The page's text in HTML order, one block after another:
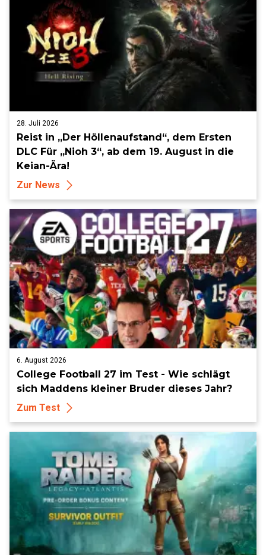
28. Juli 2026
Reist in „Der Höllenaufstand“, dem Ersten
DLC Für „Nioh 3“, ab dem 19. August in die
Keian-Ära!
Zur News
6. August 2026
College Football 27 im Test - Wie schlägt
sich Maddens kleiner Bruder dieses Jahr?
Zum Test